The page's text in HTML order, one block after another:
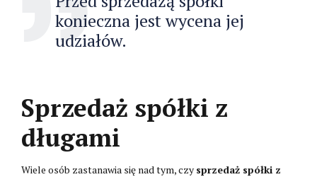
konieczna jest wycena jej
udziałów.
Sprzedaż spółki z
długami
Wiele osób zastanawia się nad tym, czy sprzedaż spółki z